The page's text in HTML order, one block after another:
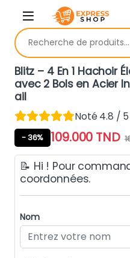
Skip to navigation
Skip to content
Recherche pour :
Blitz – 4 En 1 Hachoir
avec 2 Bols en Acier
ail
Noté 4.8 / 5
- 36% 109.000 TND
📝 Hi ! Pour
coordonnées.
Nom